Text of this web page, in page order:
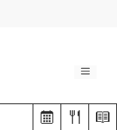
Menu